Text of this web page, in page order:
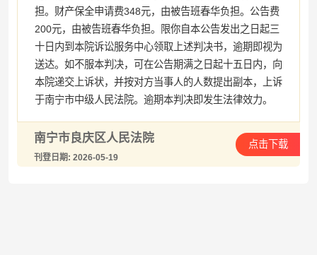
担。财产保全申请费348元，由被告班春华负担。公告费
200元，由被告班春华负担。限你自本公告发出之日起三
十日内到本院诉讼服务中心领取上述判决书，逾期即视为
送达。如不服本判决，可在公告期满之日起十五日内，向
本院递交上诉状，并按对方当事人的人数提出副本，上诉
于南宁市中级人民法院。逾期本判决即发生法律效力。
南宁市良庆区人民法院
刊登日期: 2026-05-19
点击下载